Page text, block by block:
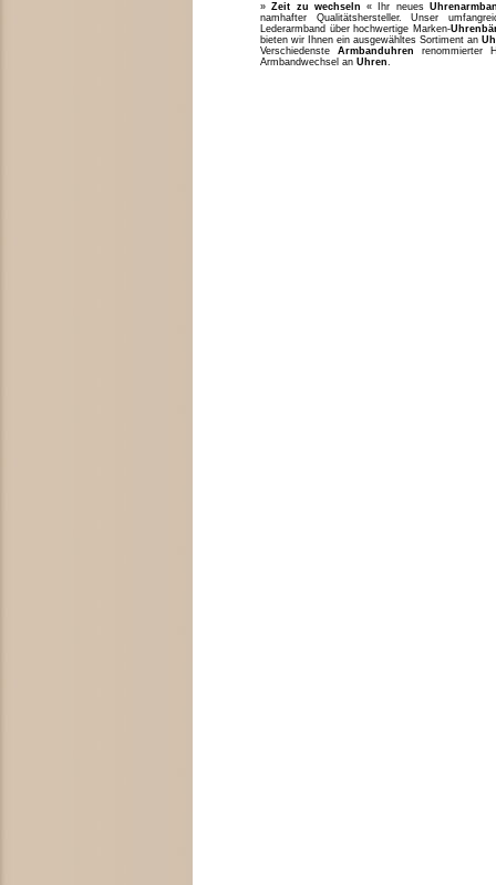
»Zeit zu wechseln « Ihr neues
namhafter Qualitätshersteller. Unser
Lederarmband über hochwertige Marken-
bieten wir Ihnen ein ausgewähltes Sortiment an
Verschiedenste Armbanduhren renommierter
Armbandwechsel an Uhren.